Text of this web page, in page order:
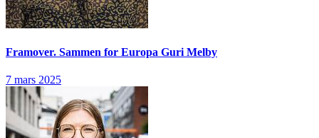
Framover. Sammen for Europa Guri Melby
7 mars 2025